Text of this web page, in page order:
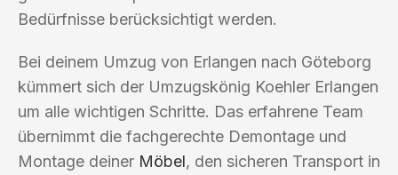
Bedürfnisse berücksichtigt werden.
Bei deinem Umzug von Erlangen nach Göteborg
kümmert sich der Umzugskönig Koehler Erlangen
um alle wichtigen Schritte. Das erfahrene Team
übernimmt die fachgerechte Demontage und
Montage deiner Möbel, den sicheren Transport in